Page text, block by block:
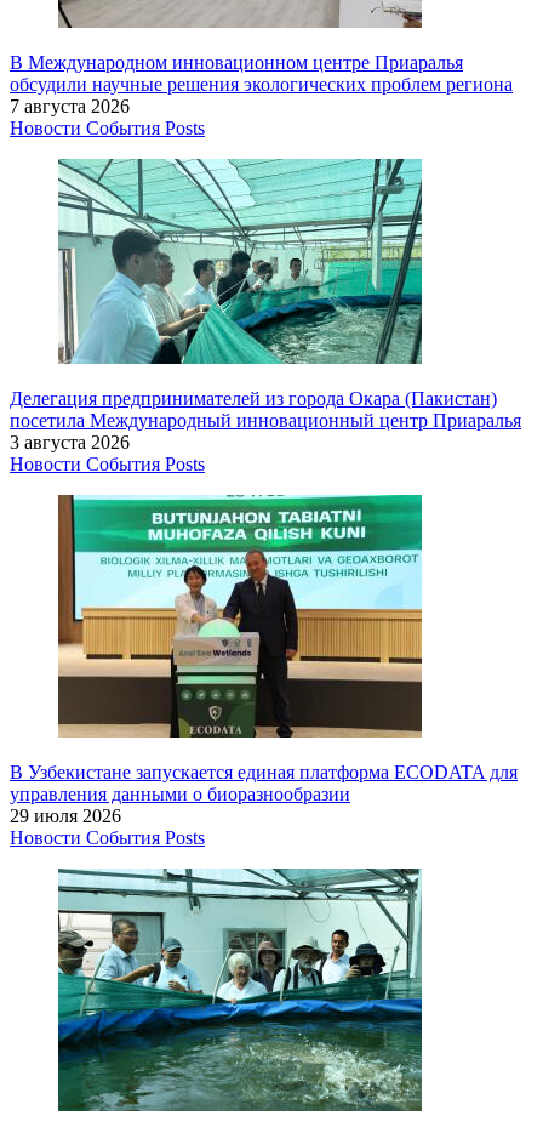
В Международном инновационном центре Приаралья
обсудили научные решения экологических проблем региона
7 августа 2026
Новости События Posts
Делегация предпринимателей из города Окара (Пакистан)
посетила Международный инновационный центр Приаралья
3 августа 2026
Новости События Posts
В Узбекистане запускается единая платформа ECODATA для
управления данными о биоразнообразии
29 июля 2026
Новости События Posts